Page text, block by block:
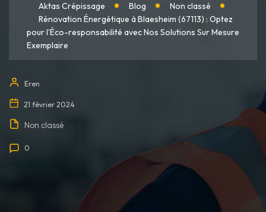
Aktas Crépissage Blog
Non classé
Rénovation Énergétique à Blaesheim (67113) : Optez
pour l’Éco-responsabilité avec Nos Solutions Sur Mesure
Exemplaire
Eren
21 février 2024
Non classé
0